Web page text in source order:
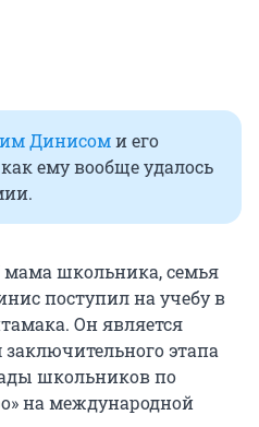
Динисоми его
ему вообще удалось
мама школьника, семья
поступил на учебу в
Он является
этапа
школьников по
на международной